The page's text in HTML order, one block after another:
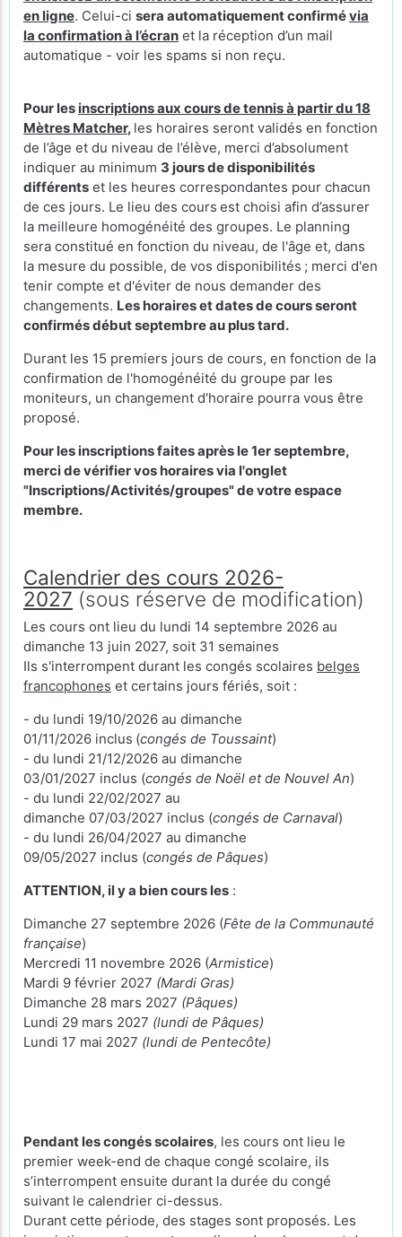
en ligne. Celui-ci sera automatiquement confirmévia
la confirmation à l’écran et la réception d’un mail
automatique - voir les spams si non reçu.
Pour les inscriptions aux cours de tennis à partir du 18
Mètres Matcher, les horaires seront validés en fonction
de l’âge et du niveau de l’élève, merci d’absolument
indiquer au minimum 3 jours de disponibilités
différents et les heures correspondantes pour chacun
de ces jours. Le lieu des cours est choisi afin d’assurer
la meilleure homogénéité des groupes. Le planning
sera constitué en fonction du niveau, de l'âge et, dans
la mesure du possible, de vos disponibilités ; merci d'en
tenir compte et d'éviter de nous demander des
changements. Les horaires et dates de cours seront
confirmés début septembre au plus tard.
Durant les 15 premiers jours de cours, en fonction de la
confirmation de l'homogénéité du groupe par les
moniteurs, un changement d'horaire pourra vous être
proposé.
Pour les inscriptions faites après le 1er septembre,
merci de vérifier vos horaires via l'onglet
"Inscriptions/Activités/groupes" de votre espace
membre.
Calendrier des cours 2026-
2027 (sous réserve de modification)
Les cours ont lieu du lundi 14 septembre 2026 au
dimanche 13 juin 2027, soit 31 semaines
Ils s'interrompent durant les congés scolaires belges
francophones et certains jours fériés, soit :
- du lundi 19/10/2026 au dimanche
01/11/2026 inclus (congés de Toussaint)
- du lundi 21/12/2026 au dimanche
03/01/2027 inclus (congés de Noël et de Nouvel An)
- du lundi 22/02/2027 au
dimanche 07/03/2027 inclus (congés de Carnaval)
- du lundi 26/04/2027 au dimanche
09/05/2027 inclus (congés de Pâques)
ATTENTION, il y a bien cours les :
Dimanche 27 septembre 2026 (Fête de la Communauté
française)
Mercredi 11 novembre 2026 (Armistice)
Mardi 9 février 2027 (Mardi Gras)
Dimanche 28 mars 2027 (Pâques)
Lundi 29 mars 2027 (lundi de Pâques)
Lundi 17 mai 2027 (lundi de Pentecôte)
Pendant les congés scolaires, les cours ont lieu le
premier week-end de chaque congé scolaire, ils
s’interrompent ensuite durant la durée du congé
suivant le calendrier ci-dessus.
Durant cette période, des stages sont proposés. Les